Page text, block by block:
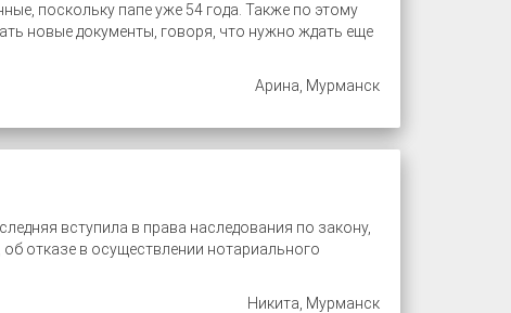
поскольку папе уже 54 года. Также по этому
новые документы, говоря, что нужно ждать еще
Арина, Мурманск
вступила в права наследования по закону,
отказе в осуществлении нотариального
Никита, Мурманск